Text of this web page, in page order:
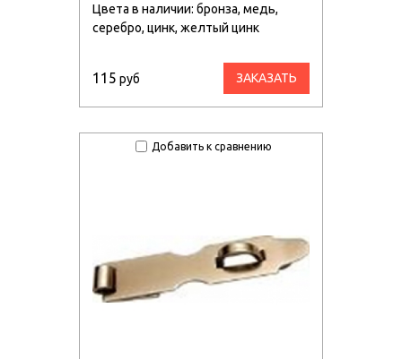
Цвета в наличии: бронза, медь,
серебро, цинк, желтый цинк
115 руб ЗАКАЗАТЬ
Добавить к сравнению